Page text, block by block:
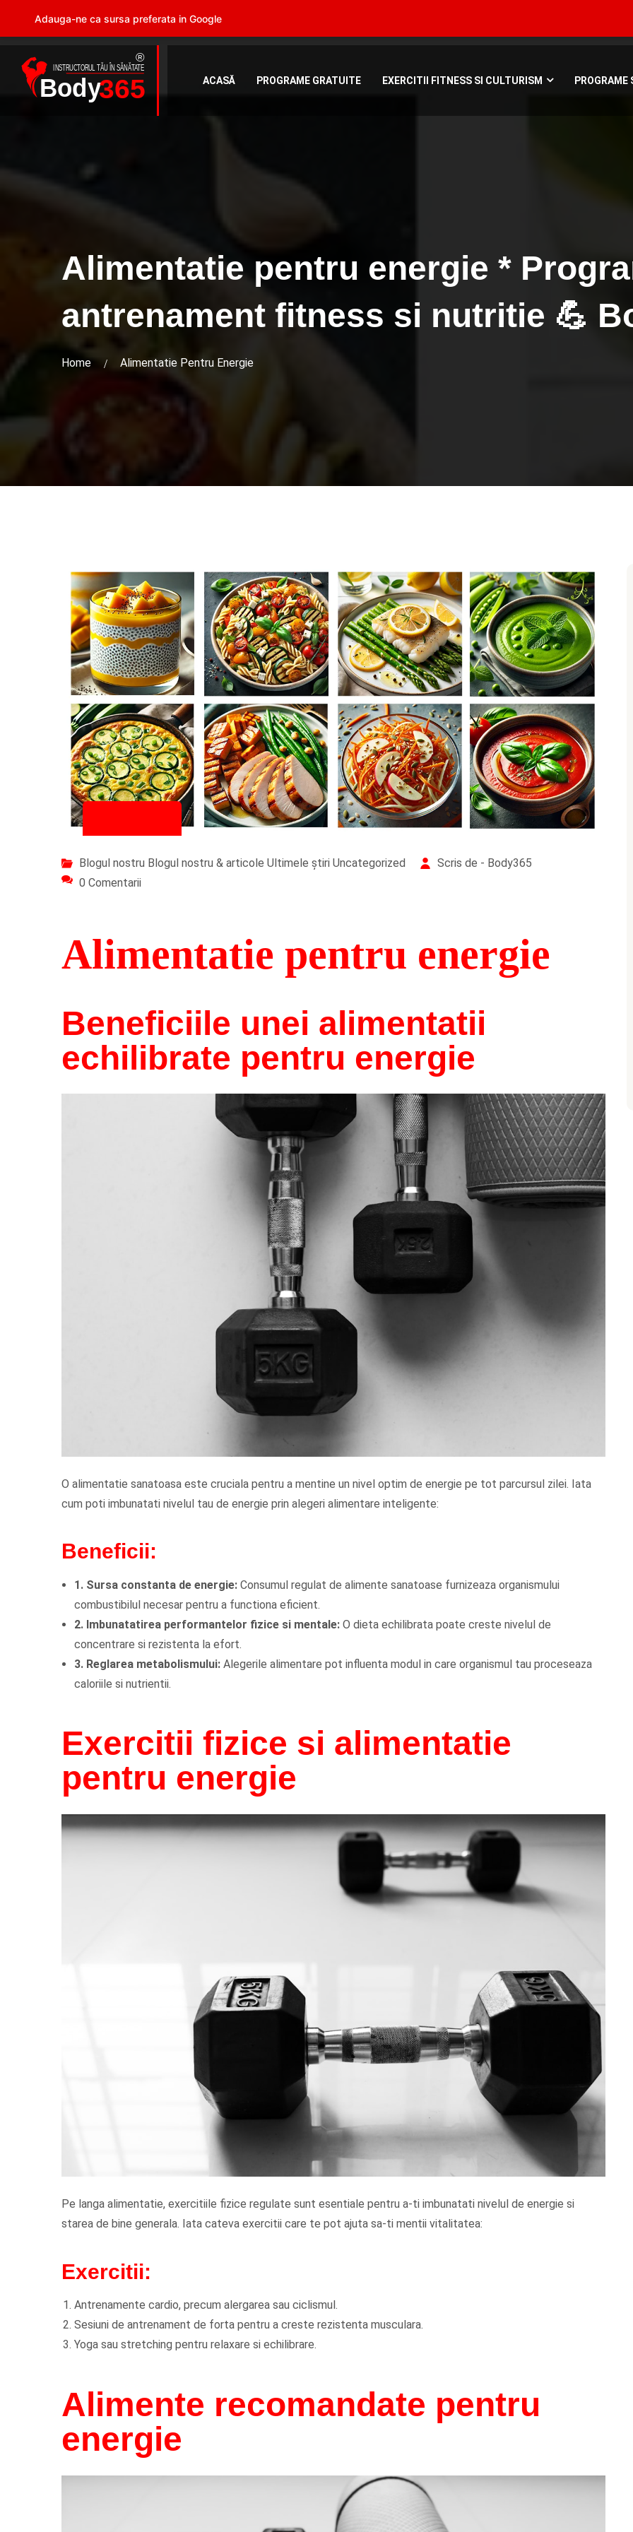
ACASĂ PROGRAME GRATUITE EXERCITII FITNESS SI CULTURISM PROGRAME
Alimentatie pentru energie *
antrenament fitness si nutritie 💪
Home Alimentatie Pentru Energie
Blogul nostru Blogul nostru & articole Ultimele știri Uncategorized
Scris de - Body365
0 Comentarii
Alimentatie pentru energie
Beneficiile unei alimentatii
echilibrate pentru energie
O alimentatie sanatoasa este cruciala pentru a mentine un nivel optim de energie pe tot parcursul zilei. Iata
cum poti imbunatati nivelul tau de energie prin alegeri alimentare inteligente:
Beneficii:
1. Sursa constanta de energie: Consumul regulat de alimente sanatoase furnizeaza organismului
combustibilul necesar pentru a functiona eficient.
2. Imbunatatirea performantelor fizice si mentale: O dieta echilibrata poate creste nivelul de
concentrare si rezistenta la efort.
3. Reglarea metabolismului: Alegerile alimentare pot influenta modul in care organismul tau proceseaza
caloriile si nutrientii.
Exercitii fizice si alimentatie
pentru energie
Pe langa alimentatie, exercitiile fizice regulate sunt esentiale pentru a-ti imbunatati nivelul de energie si
starea de bine generala. Iata cateva exercitii care te pot ajuta sa-ti mentii vitalitatea:
Exercitii:
Antrenamente cardio, precum alergarea sau ciclismul.
Sesiuni de antrenament de forta pentru a creste rezistenta musculara.
Yoga sau stretching pentru relaxare si echilibrare.
Alimente recomandate pentru
energie
Adauga-ne ca sursa preferata in Google